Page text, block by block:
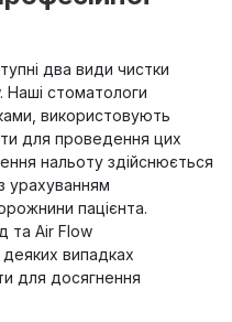
два види чистки
Наші стоматологи
використовують
для проведення цих
нальоту здійснюється
урахуванням
пацієнта.
та Air Flow
випадках
для досягнення